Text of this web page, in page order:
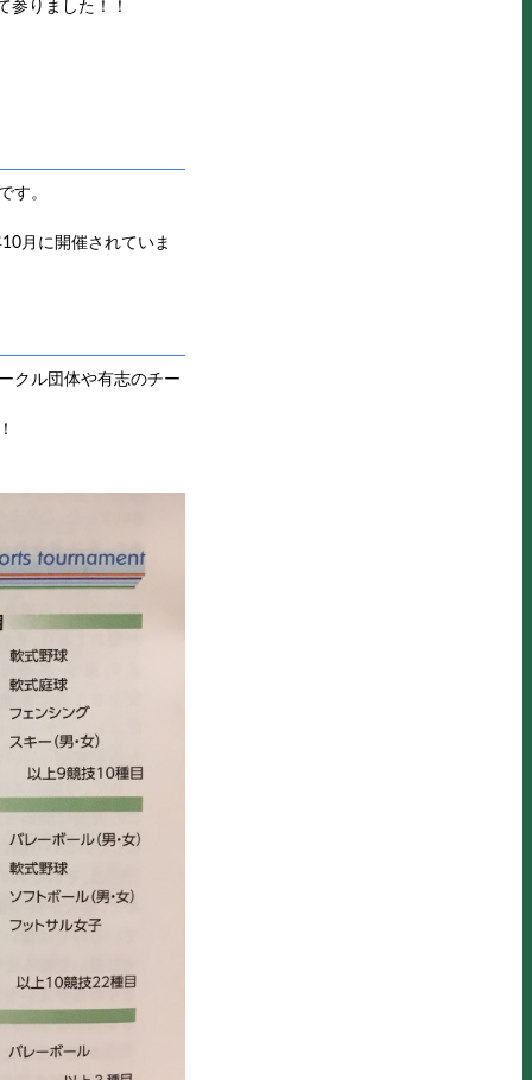
参りました！！
す。
月に開催されていま
ークル団体や有志のチー